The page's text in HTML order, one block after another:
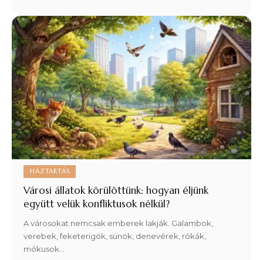
HÁZTARTÁS
Városi állatok körülöttünk: hogyan éljünk
együtt velük konfliktusok nélkül?
A városokat nemcsak emberek lakják. Galambok,
verebek, feketerigók, sünök, denevérek, rókák,
mókusok…